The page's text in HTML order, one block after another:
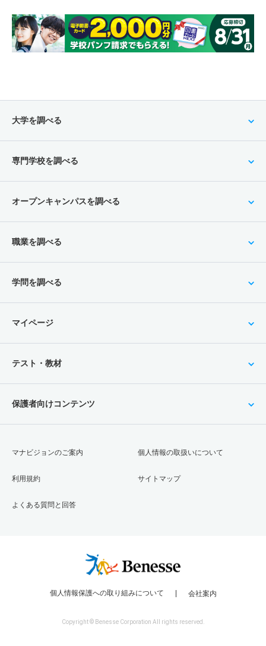
大学を調べる
専門学校を調べる
オープンキャンパスを調べる
職業を調べる
学問を調べる
マイページ
テスト・教材
保護者向けコンテンツ
マナビジョンのご案内
利用規約
よくある質問と回答
個人情報の取扱いについて
サイトマップ
個人情報保護への取り組みについて 会社案内
Copyright © Benesse Corporation All rights reserved.